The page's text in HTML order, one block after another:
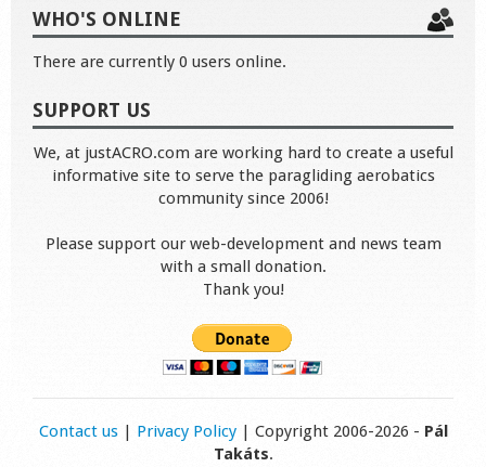
WHO'S ONLINE
There are currently 0 users online.
SUPPORT US
We, at justACRO.com are working hard to create a useful
informative site to serve the paragliding aerobatics
community since 2006!
Please support our web-development and news team
with a small donation.
Thank you!
Contact us| Privacy Policy| Copyright 2006-2026 - Pál
Takáts.